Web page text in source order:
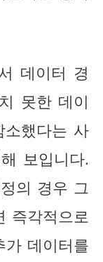
데이터 경
못한 데이
했다는 사
보입니다.
의 경우 그
즉각적으로
가 데이터를